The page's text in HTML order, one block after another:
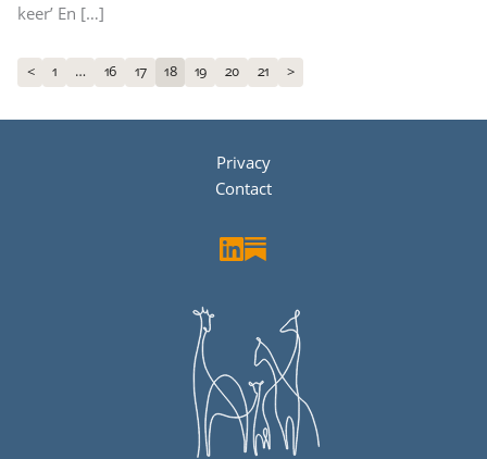
keer’ En […]
< 1 … 16 17 18 19 20 21 >
Privacy
Contact